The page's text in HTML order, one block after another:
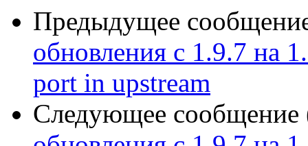
Предыдущее
обновления с 1.9.7 на
port in upstream
Следующее сообщение